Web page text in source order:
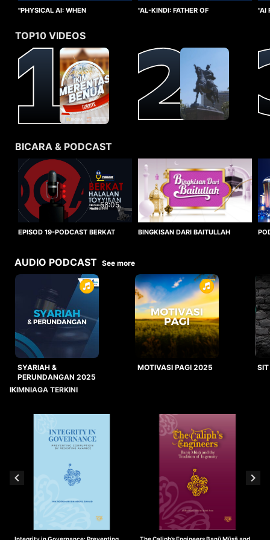
"PHYSICAL AI: WHEN
"AL-KINDI: FATHER OF
"AI
TOP10 VIDEOS
BICARA & PODCAST
58:05
EPISOD 19-PODCAST BERKAT
BINGKISAN DARI BAITULLAH
AUDIO PODCAST See more
SYARIAH &
PERUNDANGAN 2025
MOTIVASI PAGI 2025
IKIMNIAGA TERKINI